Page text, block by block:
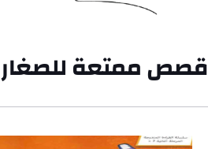
قصص ممتعة للصغار